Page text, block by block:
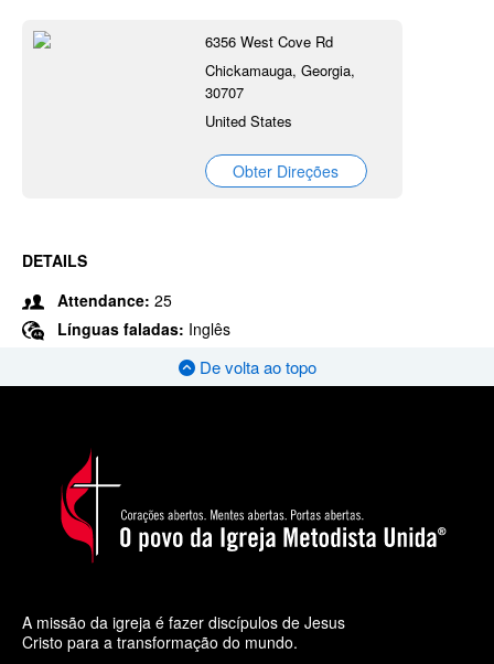
6356 West Cove Rd
Chickamauga, Georgia,
30707
United States
Obter Direções
DETAILS
Attendance: 25
Línguas faladas: Inglês
De volta ao topo
A missão da igreja é fazer discípulos de Jesus
Cristo para a transformação do mundo.